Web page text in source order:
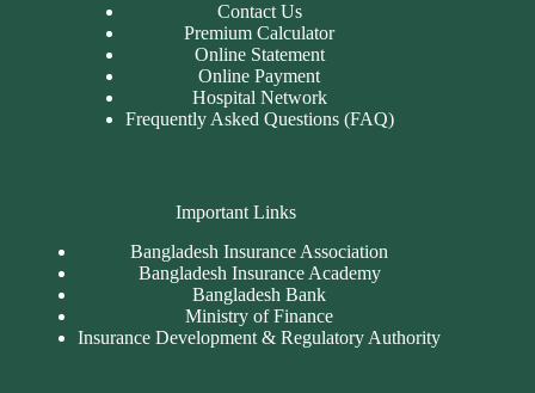
Contact Us
Premium Calculator
Online Statement
Online Payment
Hospital Network
Frequently Asked Questions (FAQ)
Important Links
Bangladesh Insurance Association
Bangladesh Insurance Academy
Bangladesh Bank
Ministry of Finance
Insurance Development & Regulatory Authority